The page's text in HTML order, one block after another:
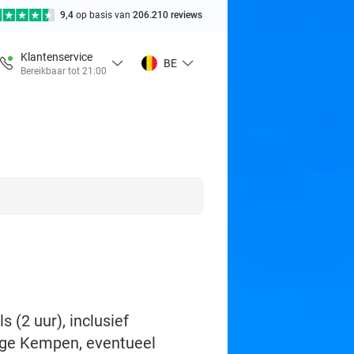
9,4 op basis van 206.210 reviews
Klantenservice
Bereikbaar tot 21:00
BE
(2 uur), inclusief
Kempen, eventueel